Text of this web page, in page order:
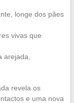
longe dos pães
vivas que
arejada,
revela os
e uma nova